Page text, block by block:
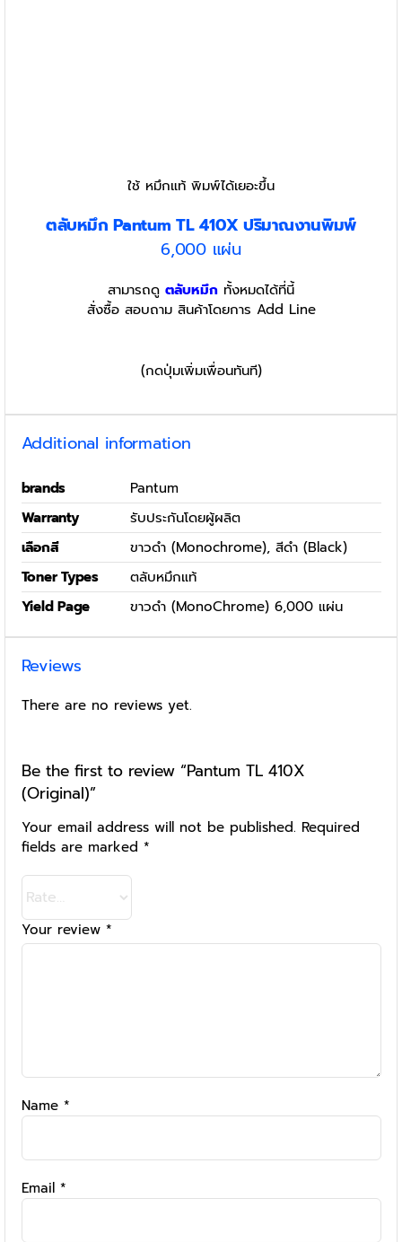
ใช้ หมึกแท้ พิมพ์ได้เยอะขึ้น
ตลับหมึก Pantum TL 410X ปริมาณงานพิมพ์
6,000 แผ่น
สามารถดู ตลับหมึก ทั้งหมดได้ที่นี้
สั่งซื้อ สอบถาม สินค้าโดยการ Add Line
(กดปุ่มเพิ่มเพื่อนทันที)
Additional information
brands
Pantum
Warranty
รับประกันโดยผู้ผลิต
เลือกสี
ขาวดำ (Monochrome), สีดำ (Black)
Toner Types
ตลับหมึกแท้
Yield Page
ขาวดำ (MonoChrome) 6,000 แผ่น
Reviews
There are no reviews yet.
Be the first to review “Pantum TL 410X
(Original)”
Your email address will not be published. Required
fields are marked *
Your review *
Name *
Email *